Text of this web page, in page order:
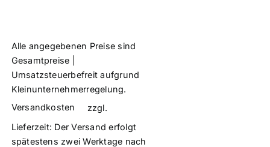
Alle angegebenen Preise sind
Gesamtpreise |
Umsatzsteuerbefreit aufgrund
Kleinunternehmerregelung.
zzgl.
Versandkosten
Lieferzeit: Der Versand erfolgt
spätestens zwei Werktage nach